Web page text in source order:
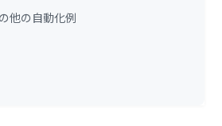
他の自動化例